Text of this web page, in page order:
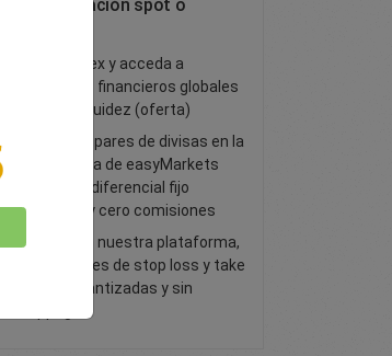
como operación spot o
Opere forex y acceda a
mercados financieros globales
de gran liquidez (oferta)
Todos los pares de divisas en la
plataforma de easyMarkets
tienen un diferencial fijo
ajustado y cero comisiones
Opere con nuestra plataforma,
con órdenes de stop loss y take
profit garantizadas y sin